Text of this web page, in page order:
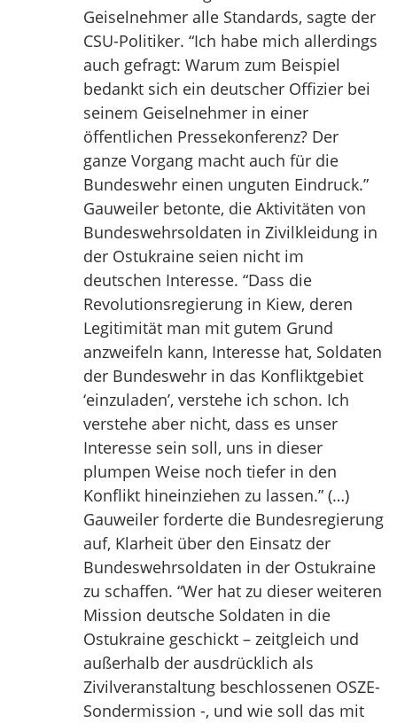
Geiselnehmer alle Standards, sagte der
CSU-Politiker. “Ich habe mich allerdings
auch gefragt: Warum zum Beispiel
bedankt sich ein deutscher Offizier bei
seinem Geiselnehmer in einer
öffentlichen Pressekonferenz? Der
ganze Vorgang macht auch für die
Bundeswehr einen unguten Eindruck.”
Gauweiler betonte, die Aktivitäten von
Bundeswehrsoldaten in Zivilkleidung in
der Ostukraine seien nicht im
deutschen Interesse. “Dass die
Revolutionsregierung in Kiew, deren
Legitimität man mit gutem Grund
anzweifeln kann, Interesse hat, Soldaten
der Bundeswehr in das Konfliktgebiet
‘einzuladen’, verstehe ich schon. Ich
verstehe aber nicht, dass es unser
Interesse sein soll, uns in dieser
plumpen Weise noch tiefer in den
Konflikt hineinziehen zu lassen.” (…)
Gauweiler forderte die Bundesregierung
auf, Klarheit über den Einsatz der
Bundeswehrsoldaten in der Ostukraine
zu schaffen. “Wer hat zu dieser weiteren
Mission deutsche Soldaten in die
Ostukraine geschickt – zeitgleich und
außerhalb der ausdrücklich als
Zivilveranstaltung beschlossenen OSZE-
Sondermission -, und wie soll das mit